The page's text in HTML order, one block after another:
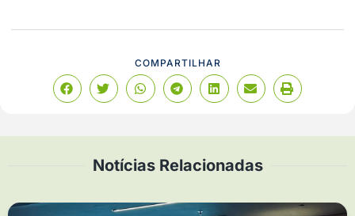
COMPARTILHAR
Notícias Relacionadas